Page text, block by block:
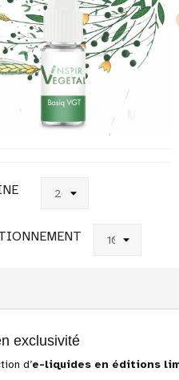
exclusivité
d’e-liquides en éditions